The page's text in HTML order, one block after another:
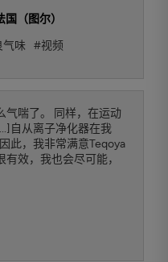
（图尔）
气味 #视频
气喘了。 同样，在运动
自从离子净化器在我
此，我非常满意Teqoya
效，我也会尽可能，